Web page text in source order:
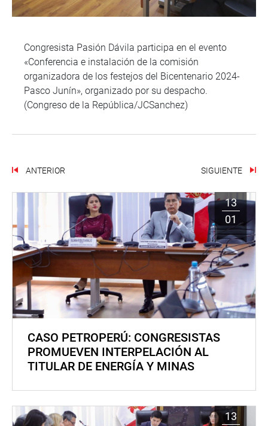
Congresista Pasión Dávila participa en el evento
«Conferencia e instalación de la comisión
organizadora de los festejos del Bicentenario 2024-
Pasco Junín», organizado por su despacho.
(Congreso de la República/JCSanchez)
ANTERIOR SIGUIENTE
13
01
CASO PETROPERÚ: CONGRESISTAS
PROMUEVEN INTERPELACIÓN AL
TITULAR DE ENERGÍA Y MINAS
13